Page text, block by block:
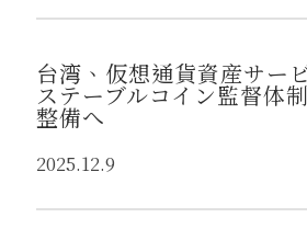
台湾、仮想通貨資産サー
ステーブルコイン監督体
整備へ
2025.12.9